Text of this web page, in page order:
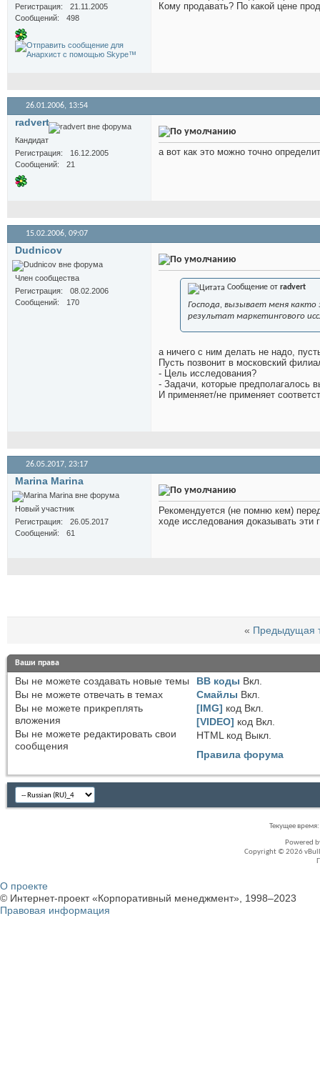
Регистрация
21.11.2005
Сообщений
498
Кому продавать? По какой цене
26.01.2006, 13:54
radvert
Кандидат
Регистрация
16.12.2005
Сообщений
21
а вот как это можно точно
15.02.2006, 09:07
Dudnicov
Член сообщества
Регистрация
08.02.2006
Сообщений
170
Сообщение от radvert
Господа, вызывает меня
результат маркетингового
а ничего с ним делать не надо,
Пусть позвонит в московский
- Цель исследования?
- Задачи, которые предполагалось
И применяет/не применяет
26.05.2017, 23:17
Marina Marina
Новый участник
Регистрация
26.05.2017
Сообщений
61
Рекомендуется (не помню кем)
ходе исследования доказывать эти
« Предыдущая
Ваши права
Вы не можете создавать новые темы
Вы не можете отвечать в темах
Вы не можете прикреплять
вложения
Вы не можете редактировать свои
сообщения
BB коды Вкл.
Смайлы Вкл.
[IMG] код Вкл.
[VIDEO] код Вкл.
HTML код Выкл.
Правила форума
Текущее время:
Powered
Copyright © 2026
О проекте
© Интернет-проект «Корпоративный менеджмент», 1998–2023
Правовая информация